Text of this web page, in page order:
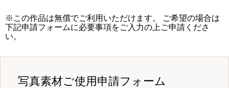
※この作品は無償でご利用いただけます。 ご希望の場合は
下記申請フォームに必要事項をご入力の上ご申請くださ
い。
写真素材ご使用申請フォーム